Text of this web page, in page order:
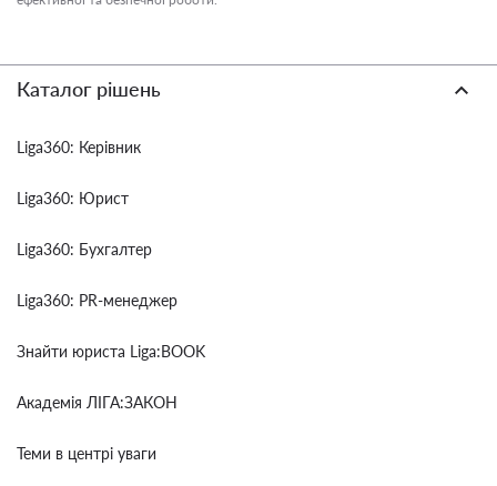
Каталог рішень
Liga360: Керівник
Liga360: Юрист
Liga360: Бухгалтер
Liga360: PR-менеджер
Знайти юриста Liga:BOOK
Академія ЛІГА:ЗАКОН
Теми в центрі уваги